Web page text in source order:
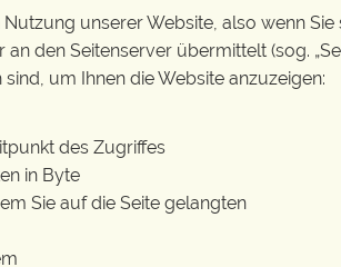
unserer Website, also wenn
den Seitenserver übermittelt (sog.
um Ihnen die Website anzuzeigen:
des Zugriffes
in Byte
Sie auf die Seite gelangten